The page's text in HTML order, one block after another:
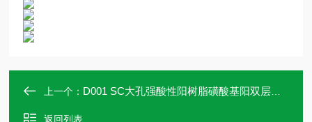
上一个： D001 SC大孔强酸性阳树脂磺酸基阳双层床系统制备纯水、高纯水袋装
返回列表